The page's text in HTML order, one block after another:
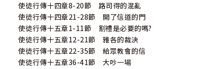
使徒行傳十四章8-20節 路司得的混亂
使徒行傳十四章21-28節 開了信道的門
使徒行傳十五章1-11節 割禮是必要的嗎?
使徒行傳十五章12-21節 雅各的裁決
使徒行傳十五章22-35節 給眾教會的信
使徒行傳十五章36-41節 大吵一場